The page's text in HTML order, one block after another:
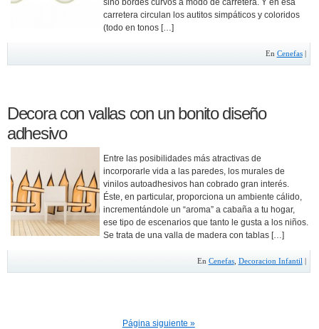
sino bordes curvos a modo de carretera. Y en esa
carretera circulan los autitos simpáticos y coloridos
(todo en tonos […]
En Cenefas|
Decora con vallas con un bonito diseño
adhesivo
Entre las posibilidades más atractivas de
incorporarle vida a las paredes, los murales de
vinilos autoadhesivos han cobrado gran interés.
Éste, en particular, proporciona un ambiente cálido,
incrementándole un “aroma” a cabaña a tu hogar,
ese tipo de escenarios que tanto le gusta a los niños.
Se trata de una valla de madera con tablas […]
En Cenefas, Decoracion Infantil
Página siguiente »